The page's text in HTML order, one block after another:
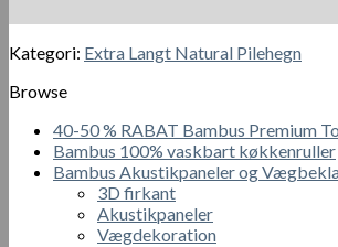
Kategori: Extra Langt Natural Pilehegn
Browse
40-50 % RABAT Bambus Premium
Bambus 100% vaskbart køkkenruller
Bambus Akustikpaneler og
3D firkant
Akustikpaneler
Vægdekoration